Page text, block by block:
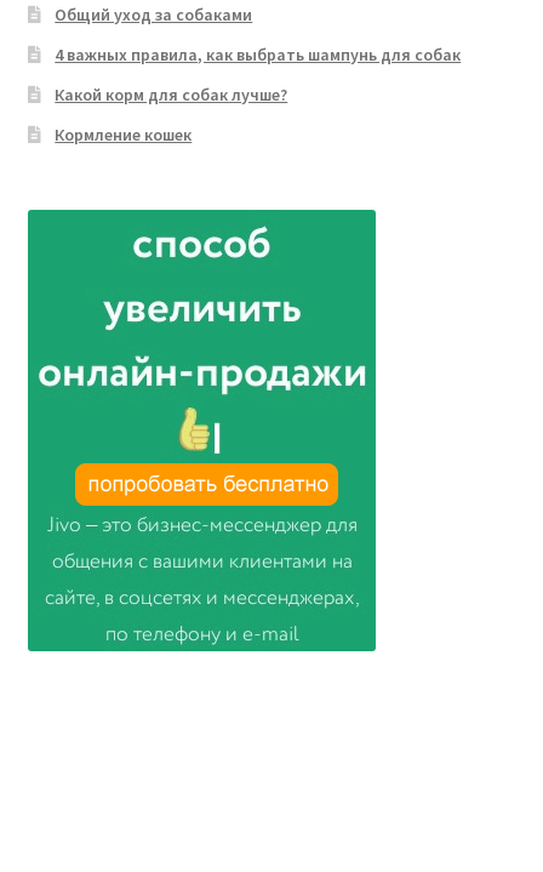
Общий уход за собаками
4 важных правила, как выбрать шампунь для собак
Какой корм для собак лучше?
Кормление кошек